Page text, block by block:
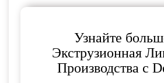
Узнайте
Экструзионная
Производства с